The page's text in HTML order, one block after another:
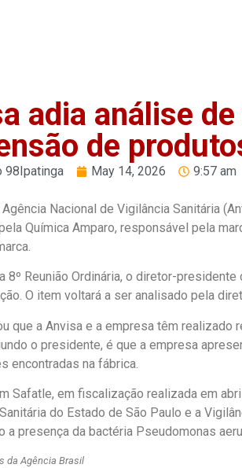
adia análise
de
98Ipatinga May 14, 2026 9:57 am
Nacional de Vigilância Sanitária
Química Amparo, responsável pela
8º Reunião Ordinária, o diretor-
O item voltará a ser analisado pela
que a Anvisa e a empresa têm realizado
o presidente, é que a empresa
encontradas na fábrica.
Safatle, em fiscalização realizada em
do Estado de São Paulo e a
a presença da bactéria Pseudomonas
da Agência Brasil